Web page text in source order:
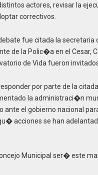
actores, revisar la
correctivos.
fue citada la secretaria
de la Polic�a en el Cesar,
de Vida fueron
por parte de la
la administraci�n
ante el gobierno nacional
acciones se han
Municipal ser� este